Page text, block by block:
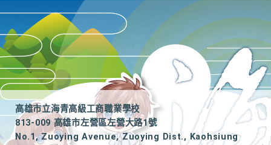
高雄市立海青高級工商職業學校
813-009 高雄市左營區左營大路1號
No.1, Zuoying Avenue, Zuoying Dist., Kaohsiung